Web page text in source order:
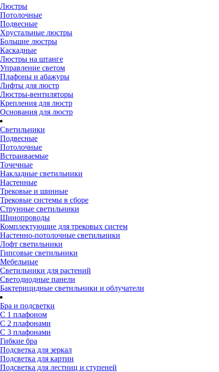
Люстры
Потолочные
Подвесные
Хрустальные люстры
Большие люстры
Каскадные
Люстры на штанге
Управление светом
Плафоны и абажуры
Лифты для люстр
Люстры-вентиляторы
Крепления для люстр
Основания для люстр
Светильники
Подвесные
Потолочные
Встраиваемые
Точечные
Накладные светильники
Настенные
Трековые и шинные
Трековые системы в сборе
Струнные светильники
Шинопроводы
Комплектующие для трековых систем
Настенно-потолочные светильники
Лофт светильники
Гипсовые светильники
Мебельные
Светильники для растений
Светодиодные панели
Бактерицидные светильники и облучатели
Бра и подсветки
С 1 плафоном
С 2 плафонами
С 3 плафонами
Гибкие бра
Подсветка для зеркал
Подсветка для картин
Подсветка для лестниц и ступеней